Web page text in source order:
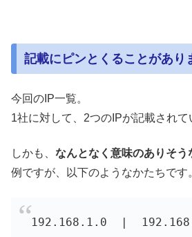
記載にピンとくることがあり
今回のIP一覧。
1社に対して、2つのIPが記載されて
しかも、 なんとなく意味のありそう
例ですが、以下のようなかたちです
192.168.1.0  |